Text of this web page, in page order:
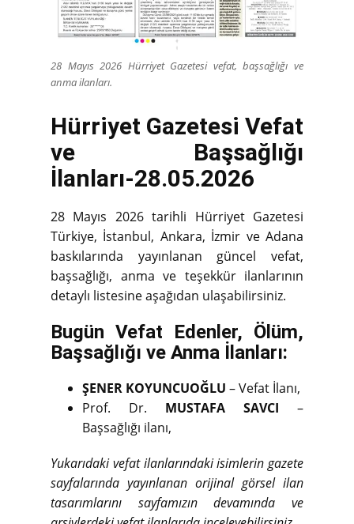
28 Mayıs 2026 Hürriyet Gazetesi vefat, başsağlığı ve
anma ilanları.
Hürriyet Gazetesi Vefat
ve Başsağlığı
İlanları-28.05.2026
28 Mayıs 2026 tarihli Hürriyet Gazetesi
Türkiye, İstanbul, Ankara, İzmir ve Adana
baskılarında yayınlanan güncel vefat,
başsağlığı, anma ve teşekkür ilanlarının
detaylı listesine aşağıdan ulaşabilirsiniz.
Bugün Vefat Edenler, Ölüm,
Başsağlığı ve Anma İlanları:
ŞENER KOYUNCUOĞLU – Vefat İlanı,
Prof. Dr. MUSTAFA SAVCI –
Başsağlığı ilanı,
Yukarıdaki vefat ilanlarındaki isimlerin gazete
sayfalarında yayınlanan orijinal görsel ilan
tasarımlarını sayfamızın devamında ve